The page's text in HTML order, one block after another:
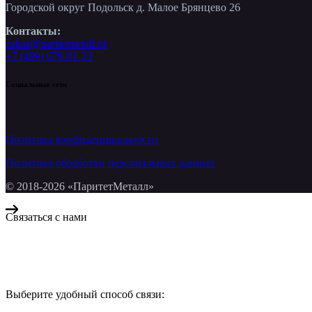
Городской округ Подольск д. Малое Брянцево 26
Контакты:
zakaz@paritetmetall.ru
+7 (499) 678-01-23
Социальные сети
Политика конфиденциальности
Политика обработки персональных данных
© 2018-2026 «ПаритетМеталл»
Связаться с нами
Выберите удобный способ связи: